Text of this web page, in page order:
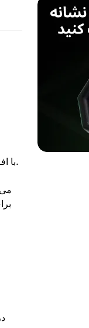
با افزایش آگاهی از حریم خصوصی دیجیتال، مونرو به یکی از انتخاب‌های برتر برای کاربرانی که بر حفظ ناشناسی تمرکز دارند، تبدیل شده است.